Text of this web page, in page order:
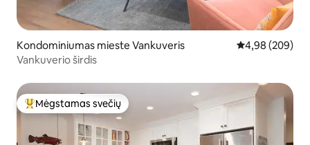
Kondominiumas mieste Vankuveris Vidutinis
4,98 (209)
Vankuverio širdis
Svečių mėgstamiausias
Mėgstamas svečių